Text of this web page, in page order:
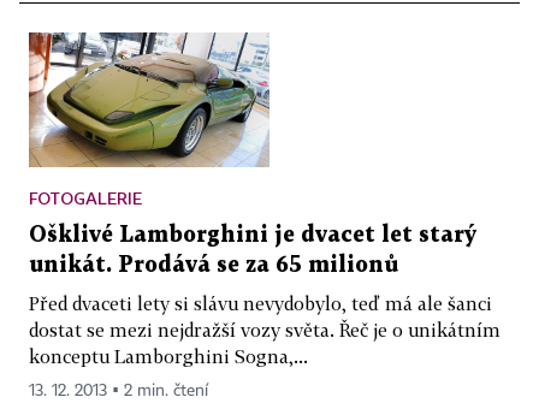
FOTOGALERIE
Ošklivé Lamborghini je dvacet let starý
unikát. Prodává se za 65 milionů
Před dvaceti lety si slávu nevydobylo, teď má ale šanci
dostat se mezi nejdražší vozy světa. Řeč je o unikátním
konceptu Lamborghini Sogna,...
13. 12. 2013 ▪ 2 min. čtení